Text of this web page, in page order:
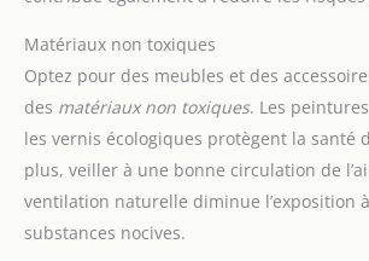
Matériaux non toxiques
Optez pour des meubles et des
des matériaux non toxiques. Les
les vernis écologiques protègent la santé
plus, veiller à une bonne circulation de
ventilation naturelle diminue l’exposition
substances nocives.